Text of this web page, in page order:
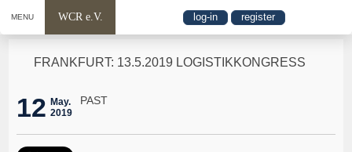
MENU WCR e.V. log-in register
FRANKFURT: 13.5.2019 LOGISTIKKONGRESS
12 May.
2019
PAST